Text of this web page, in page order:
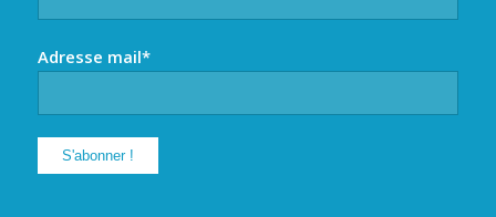
Adresse mail*